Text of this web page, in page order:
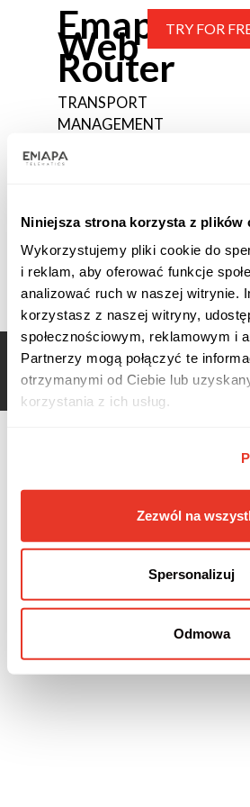
Niniejsza strona korzysta z plików
Wykorzystujemy pliki cookie do
i reklam, aby oferować funkcje
analizować ruch w naszej witrynie.
korzystasz z naszej witryny,
społecznościowym, reklamowym i
Partnerzy mogą połączyć te
otrzymanymi od Ciebie lub
korzystania z ich usług.
Zezwól na
Spersonalizuj
Odmowa
Emapa
Web
Router
TRANSPORT
MANAGEMENT
TRY FOR
Sorry, this entry is only available
COPYRIGHT © 2026